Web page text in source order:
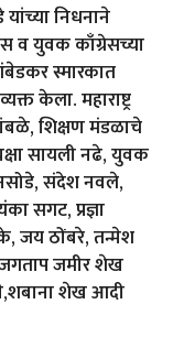
निधनाने
व युवक काँग्रेसच्या
स्मारकात
केला. महाराष्ट्र
शिक्षण मंडळाचे
सायली नढे, युवक
संदेश नवले,
सगट, प्रज्ञा
जय ठोंबरे, तन्मेश
जमीर शेख
शेख आदी